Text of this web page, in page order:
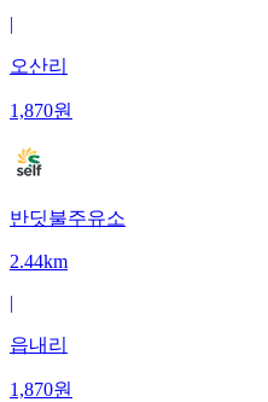
|
오산리
1,870원
반딧불주유소
2.44km
|
읍내리
1,870원